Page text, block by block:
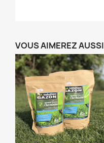
VOUS AIMEREZ AUSSI